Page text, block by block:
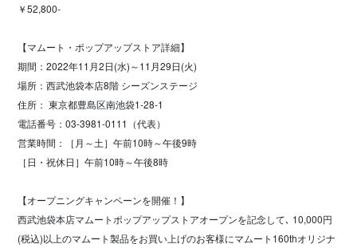
￥52,800-
【マムート・ポップアップストア詳細】
期間：2022年11月2日(水)～11月29日(火)
場所：西武池袋本店8階 シーズンステージ
住所： 東京都豊島区南池袋1-28-1
電話番号：03-3981-0111（代表）
営業時間：［月～土］午前10時～午後9時
［日・祝休日］午前10時～午後8時
【オープニングキャンペーンを開催！】
西武池袋本店マムートポップアップストアオープンを記念して､ 10,000円
(税込)以上のマムート製品をお買い上げのお客様にマムート160thオリジナ